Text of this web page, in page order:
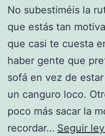
No subestiméis la
que estás tan
que casi te cuesta
haber gente que
sofá en vez de
un canguro loco.
poco más sacar la
recordar… Seguir